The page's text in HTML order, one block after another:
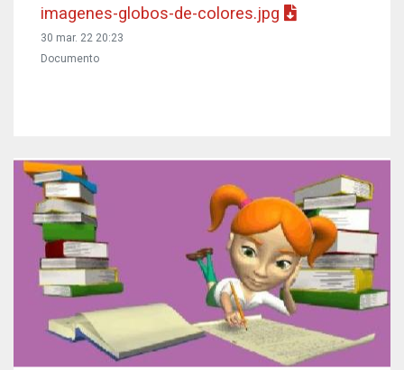
imagenes-globos-de-colores.jpg
30 mar. 22 20:23
Documento